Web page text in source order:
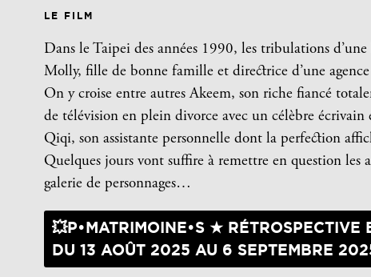
LE FILM
Dans le Taipei des années 1990, les tribulations
Molly, fille de bonne famille et directrice d’une
On y croise entre autres Akeem, son riche fiancé
de télévision en plein divorce avec un célèbre
Qiqi, son assistante personnelle dont la perfection
Quelques jours vont suffire à remettre en question les
galerie de personnages…
💥P•MATRIMOINE•S ★
DU 13 AOÛT 2025 AU 6 SEPTEMBRE